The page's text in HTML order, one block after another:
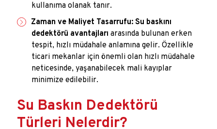
kullanıma olanak tanır.
Zaman ve Maliyet Tasarrufu: Su baskını
dedektörü avantajları arasında bulunan erken
tespit, hızlı müdahale anlamına gelir. Özellikle
ticari mekanlar için önemli olan hızlı müdahale
neticesinde, yaşanabilecek mali kayıplar
minimize edilebilir.
Su Baskın Dedektörü
Türleri Nelerdir?